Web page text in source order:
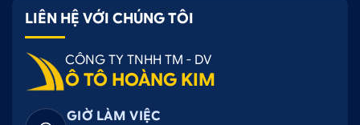
LIÊN HỆ VỚI CHÚNG TÔI
CÔNG TY TNHH TM - DV
Ô TÔ HOÀNG KIM
GIỜ LÀM VIỆC